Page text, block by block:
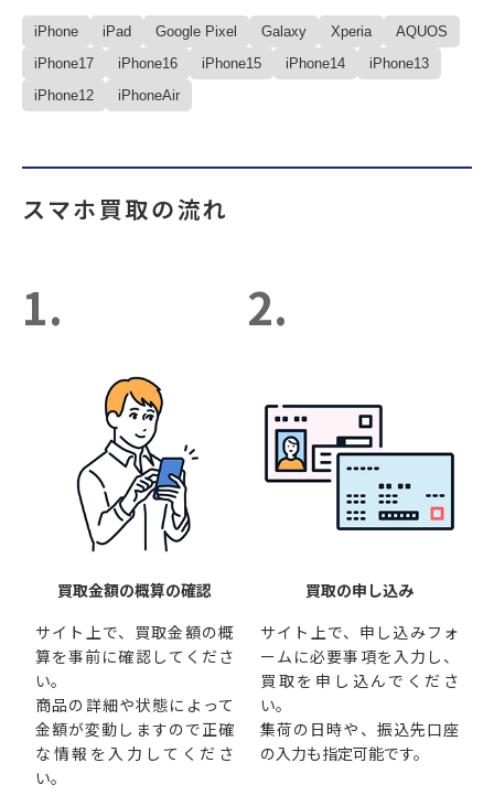
iPhone iPad Google Pixel Galaxy Xperia
AQUOS
iPhone17
iPhone16 iPhone15 iPhone14
iPhone13
iPhone12
iPhoneAir
スマホ買取の流れ
1.
買取金額の概算の確認
サイト上で、買取金額の概
算を事前に確認してくださ
い。
商品の詳細や状態によって
金額が変動しますので正確
な情報を入力してくださ
い。
2.
買取の申し込み
サイト上で、申し込みフォ
ームに必要事項を入力し、
買取を申し込んでくださ
い。
集荷の日時や、振込先口座
の入力も指定可能です。